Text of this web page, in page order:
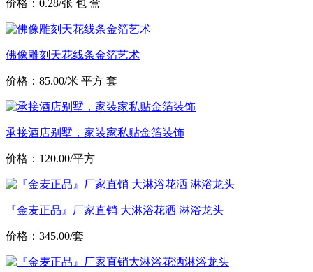
价格：0.28/张 包 盒
佛像雕刻天花线条金箔艺术
价格：85.00/米 平方 套
承接酒店别墅，家装家私贴金箔装饰
价格：120.00/平方
『金麦正品』厂家直销 大淋浴花洒 淋浴龙头
价格：345.00/套